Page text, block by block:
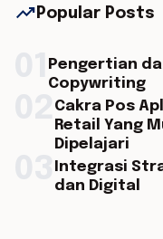
trending_up Popular Posts
Pengertian
Copywriting
Cakra Pos
Retail Yang
Dipelajari
Integrasi
dan Digital